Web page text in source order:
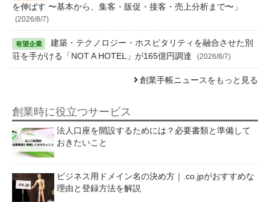
を伸ばす 〜基本から、集客・販促・接客・売上分析まで〜」
(2026/8/7)
建築・テクノロジー・ホスピタリティを融合させた別
荘を手がける「NOT A HOTEL」が165億円調達
(2026/8/7)
創業手帳ニュースをもっと見る
創業時に役立つサービス
法人口座を開設するためには？必要書類と準備して
おきたいこと
ビジネス用ドメイン名の決め方｜.co.jpがおすすめな
理由と登録方法を解説